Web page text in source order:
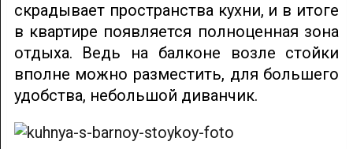
скрадывает пространства кухни, и в итоге
в квартире появляется полноценная зона
отдыха. Ведь на балконе возле стойки
вполне можно разместить, для большего
удобства, небольшой диванчик.